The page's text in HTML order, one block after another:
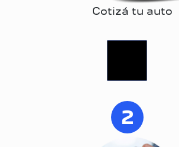
Cotizá tu auto
2